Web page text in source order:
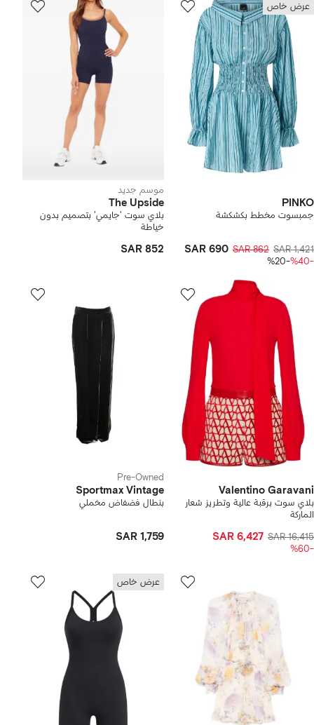
عرض خاص
PINKO
جمبسوت مخطط بكشكشة
SAR 1,421
SAR 862
SAR 690
-%40
-%20
موسم جديد
The Upside
بلاي سوت 'جايمي' بتصميم بدون
خياطة
SAR 852
Valentino Garavani
بلاي سوت برقبة عالية وتطريز شعار
الماركة
SAR 16,415
SAR 6,427
-%60
Pre-Owned
Sportmax Vintage
بنطال فضفاض مخملي
SAR 1,759
عرض خاص